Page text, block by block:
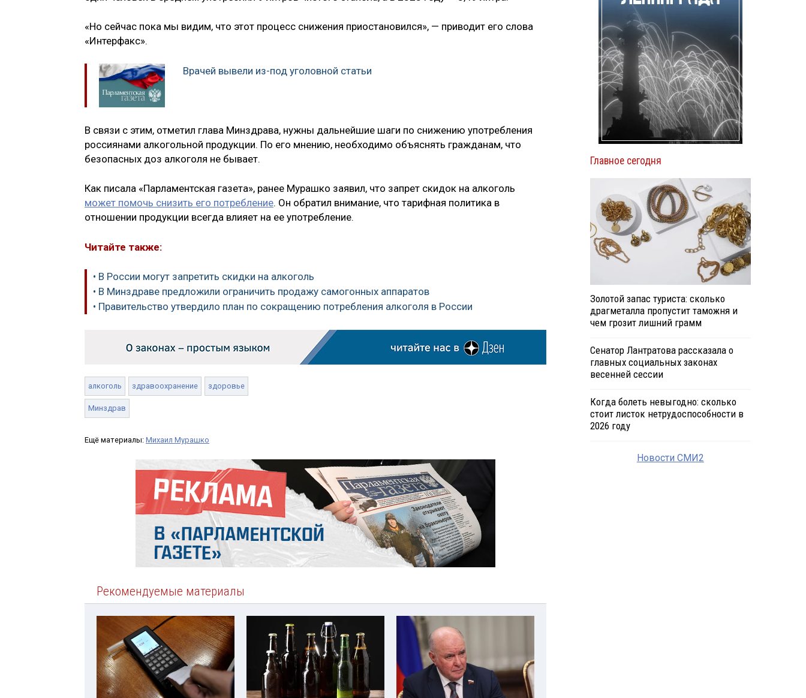
«Но сейчас пока мы видим, что этот процесс снижения приостановился», — приводит его слова
«Интерфакс».
Врачей вывели из-под уголовной статьи
В связи с этим, отметил глава Минздрава, нужны дальнейшие шаги по снижению употребления
россиянами алкогольной продукции. По его мнению, необходимо объяснять гражданам, что
безопасных доз алкоголя не бывает.
Как писала «Парламентская газета», ранее Мурашко заявил, что запрет скидок на алкоголь
может помочь снизить его потребление. Он обратил внимание, что тарифная политика в
отношении продукции всегда влияет на ее употребление.
Читайте также:
• В России могут запретить скидки на алкоголь
• В Минздраве предложили ограничить продажу самогонных аппаратов
• Правительство утвердило план по сокращению потребления алкоголя в России
алкоголь здравоохранение здоровье
Минздрав
Ещё материалы: Михаил Мурашко
Рекомендуемые материалы
Главное сегодня
Золотой запас туриста: сколько
драгметалла пропустит таможня и
чем грозит лишний грамм
Сенатор Лантратова рассказала о
главных социальных законах
весенней сессии
Когда болеть невыгодно: сколько
стоит листок нетрудоспособности в
2026 году
Новости СМИ2